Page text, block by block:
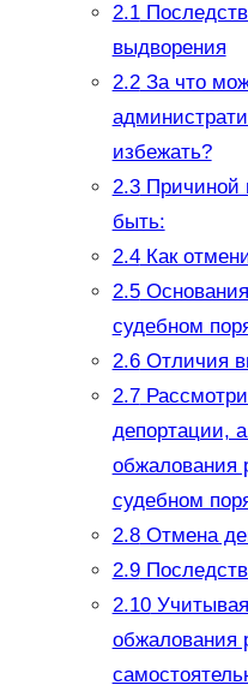
2.1
выдворения
2.2За что
избежать?
2.3Причиной
быть:
2.4Как
2.5
судебном
2.6Отличия
2.7
депортации,
обжалования
судебном
2.8Отмена
2.9
2.10
обжалования